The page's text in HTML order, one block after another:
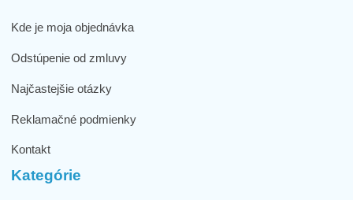
Kde je moja objednávka
Odstúpenie od zmluvy
Najčastejšie otázky
Reklamačné podmienky
Kontakt
Kategórie